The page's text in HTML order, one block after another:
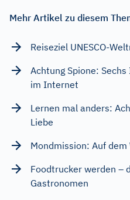
Mehr Artikel zu diesem
Reiseziel UNESCO-
Achtung Spione:
im Internet
Lernen mal anders:
Liebe
Mondmission: Auf
Foodtrucker werden –
Gastronomen